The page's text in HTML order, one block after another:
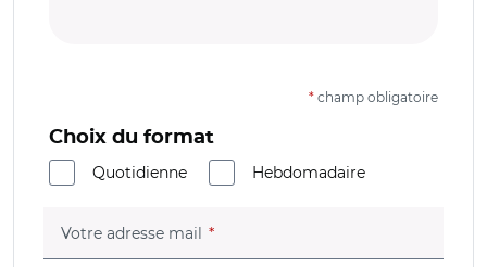
* champ obligatoire
Choix du format
Quotidienne
Hebdomadaire
Votre adresse mail (champ obligatoire)